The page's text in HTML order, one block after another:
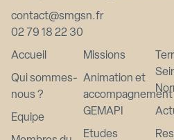
contact@smgsn.fr
02 79 18 22 30
Accueil
Qui sommes-
nous ?
Equipe
Missions
Animation et
accompagnement
GEMAPI
Etudes